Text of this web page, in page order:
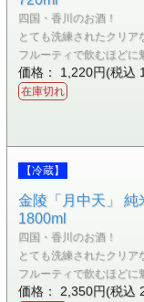
四国・香川のお酒！
とても洗練されたクリ
フルーティで飲むほどに
価格： 1,220円(税込
在庫切れ
【冷蔵】
金陵「月中天」
1800ml
四国・香川のお酒！
とても洗練されたクリ
フルーティで飲むほどに
価格： 2,350円(税込